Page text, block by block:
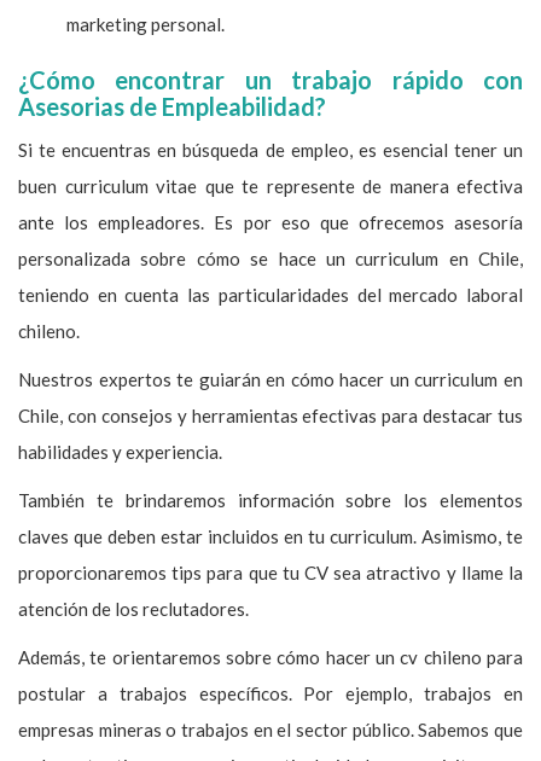
marketing personal.
¿Cómo encontrar un trabajo rápido con
Asesorias de Empleabilidad?
Si te encuentras en búsqueda de empleo, es esencial tener un
buen curriculum vitae que te represente de manera efectiva
ante los empleadores. Es por eso que ofrecemos asesoría
personalizada sobre cómo se hace un curriculum en Chile,
teniendo en cuenta las particularidades del mercado laboral
chileno.
Nuestros expertos te guiarán en cómo hacer un curriculum en
Chile, con consejos y herramientas efectivas para destacar tus
habilidades y experiencia.
También te brindaremos información sobre los elementos
claves que deben estar incluidos en tu curriculum. Asimismo, te
proporcionaremos tips para que tu CV sea atractivo y llame la
atención de los reclutadores.
Además, te orientaremos sobre cómo hacer un cv chileno para
postular a trabajos específicos. Por ejemplo, trabajos en
empresas mineras o trabajos en el sector público. Sabemos que